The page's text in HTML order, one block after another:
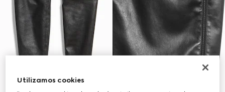
Utilizamos cookies